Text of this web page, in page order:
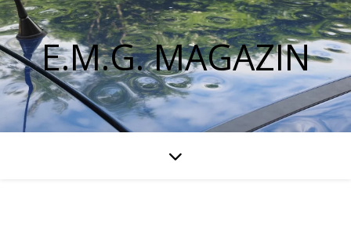
E.M.G. MAGAZIN